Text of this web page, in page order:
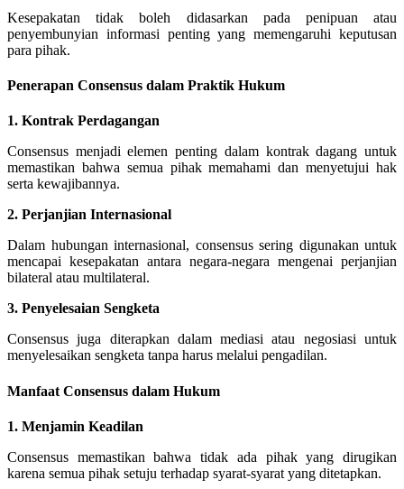
Kesepakatan tidak boleh didasarkan pada penipuan atau
penyembunyian informasi penting yang memengaruhi keputusan
para pihak.
Penerapan Consensus dalam Praktik Hukum
1. Kontrak Perdagangan
Consensus menjadi elemen penting dalam kontrak dagang untuk
memastikan bahwa semua pihak memahami dan menyetujui hak
serta kewajibannya.
2. Perjanjian Internasional
Dalam hubungan internasional, consensus sering digunakan untuk
mencapai kesepakatan antara negara-negara mengenai perjanjian
bilateral atau multilateral.
3. Penyelesaian Sengketa
Consensus juga diterapkan dalam mediasi atau negosiasi untuk
menyelesaikan sengketa tanpa harus melalui pengadilan.
Manfaat Consensus dalam Hukum
1. Menjamin Keadilan
Consensus memastikan bahwa tidak ada pihak yang dirugikan
karena semua pihak setuju terhadap syarat-syarat yang ditetapkan.